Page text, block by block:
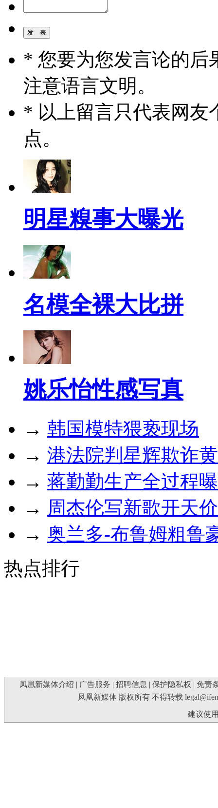
* 您要为您发言论的后
注意语言文明。
* 以上留言只代表网友
点。
明星糗事大曝光
名模全裸大比拼
姚乐怡性感写真
→ 韩国模特猥亵现场
→ 港法院判星辉欺诈
→ 蒋勤勤生产全过程
→ 周杰伦写新歌开天
→ 奥兰多-布鲁姆粗鲁
热点排行
凤凰新媒体介绍 | 广告服务 | 招聘信息 | 保护隐私权 | 免责
凤凰新媒体 版权所有 不得转载
建议使